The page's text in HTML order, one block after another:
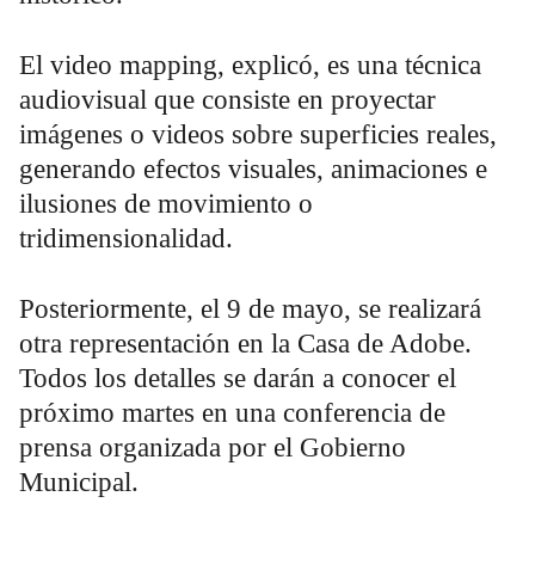
El video mapping, explicó, es una técnica
audiovisual que consiste en proyectar
imágenes o videos sobre superficies reales,
generando efectos visuales, animaciones e
ilusiones de movimiento o
tridimensionalidad.
Posteriormente, el 9 de mayo, se realizará
otra representación en la Casa de Adobe.
Todos los detalles se darán a conocer el
próximo martes en una conferencia de
prensa organizada por el Gobierno
Municipal.